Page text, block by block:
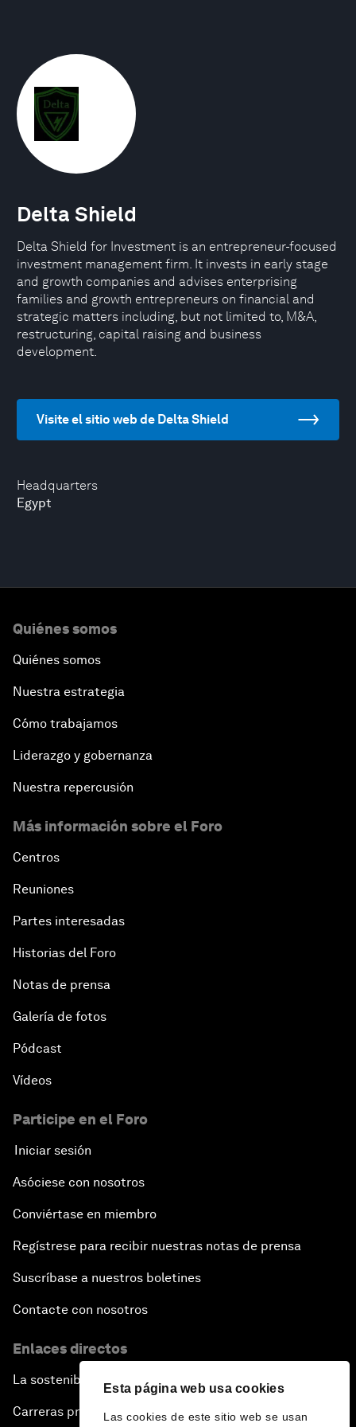
Esta página web usa cookies
Las cookies de este sitio web se usan
Headquarters
Egypt
Delta Shield
Delta Shield for Investment is an entrepreneur-focused
investment management firm. It invests in early stage
and growth companies and advises enterprising
families and growth entrepreneurs on financial and
strategic matters including, but not limited to, M&A,
restructuring, capital raising and business
development.
Visite el sitio web de Delta Shield
Quiénes somos
Quiénes somos
Nuestra estrategia
Cómo trabajamos
Liderazgo y gobernanza
Nuestra repercusión
Más información sobre el Foro
Centros
Reuniones
Partes interesadas
Historias del Foro
Notas de prensa
Galería de fotos
Pódcast
Vídeos
Participe en el Foro
Iniciar sesión
Asóciese con nosotros
Conviértase en miembro
Regístrese para recibir nuestras notas de prensa
Suscríbase a nuestros boletines
Contacte con nosotros
Enlaces directos
La sostenibilidad en el Foro
Carreras profesionales